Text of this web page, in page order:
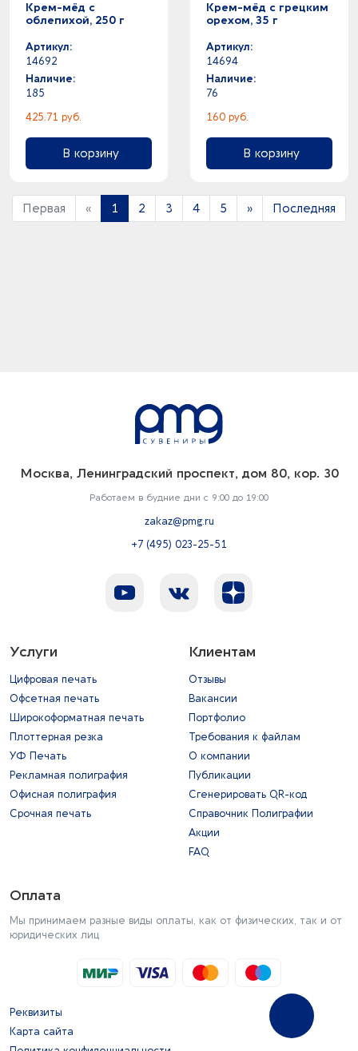
Крем-мёд с
облепихой, 250 г
Артикул:
14692
Наличие:
185
425.71 руб.
В корзину
Крем-мёд с грецким
орехом, 35 г
Артикул:
14694
Наличие:
76
160 руб.
В корзину
Первая « 1 2 3 4 5 » Последняя
Москва, Ленинградский проспект, дом 80, кор. 30
Работаем в будние дни с 9:00 до 19:00
zakaz@pmg.ru
+7 (495) 023-25-51
Услуги
Цифровая печать
Офсетная печать
Широкоформатная печать
Плоттерная резка
УФ Печать
Рекламная полиграфия
Офисная полиграфия
Срочная печать
Клиентам
Отзывы
Вакансии
Портфолио
Требования к файлам
О компании
Публикации
Сгенерировать QR-код
Справочник Полиграфии
Акции
FAQ
Оплата
Мы принимаем разные виды оплаты, как от физических, так и от
юридических лиц
Реквизиты
Карта сайта